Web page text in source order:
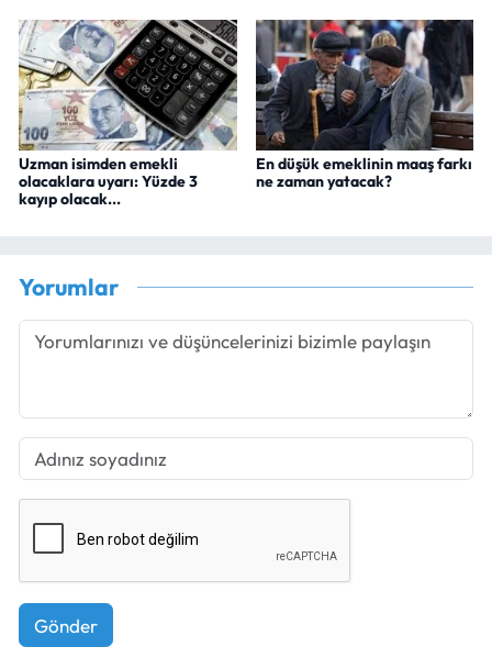
Uzman isimden emekli
olacaklara uyarı: Yüzde 3
kayıp olacak...
En düşük emeklinin maaş farkı
ne zaman yatacak?
Yorumlar
Gönder